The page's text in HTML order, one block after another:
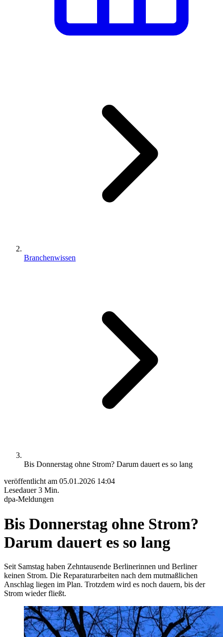
Branchenwissen
Bis Donnerstag ohne Strom? Darum dauert es so lang
veröffentlicht am 05.01.2026 14:04
Lesedauer3 Min.
dpa-Meldungen
Bis Donnerstag ohne Strom?
Darum dauert es so lang
Seit Samstag haben Zehntausende Berlinerinnen und Berliner
keinen Strom. Die Reparaturarbeiten nach dem mutmaßlichen
Anschlag liegen im Plan. Trotzdem wird es noch dauern, bis der
Strom wieder fließt.